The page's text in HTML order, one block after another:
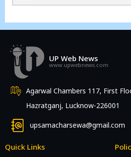
UP Web News
www.upwebnews.com
Agarwal Chambers 117, First
Hazratganj, Lucknow-226001
upsamacharsewa@gmail.com
Quick Links